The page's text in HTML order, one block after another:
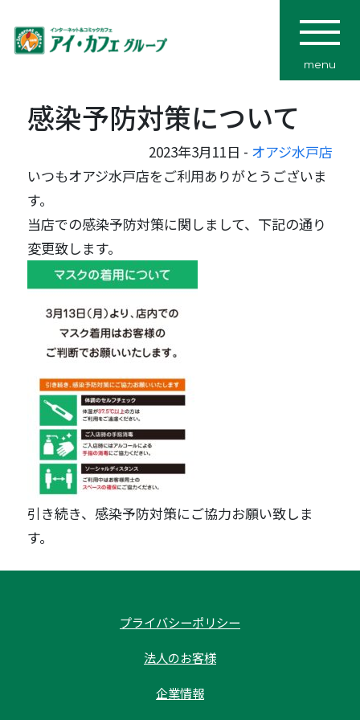
menu
感染予防対策について
2023年3月11日 - オアジ水戸店
いつもオアジ水戸店をご利用ありがとうございま
す。
当店での感染予防対策に関しまして、下記の通り
変更致します。
引き続き、感染予防対策にご協力お願い致しま
す。
プライバシーポリシー
法人のお客様
企業情報